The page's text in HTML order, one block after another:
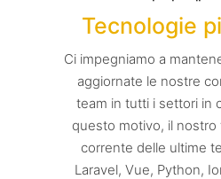
Tecnologie
Ci impegniamo a
aggiornate le nostre
team in tutti i settori in
questo motivo, il nostro
corrente delle ultime
Laravel, Vue, Python,